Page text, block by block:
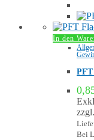
In den
PFT
zzgl.
Bei